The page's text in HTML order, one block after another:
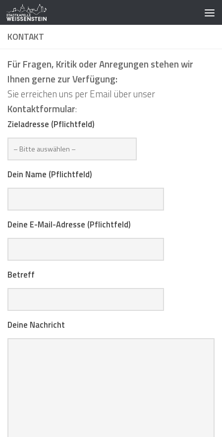
Zum Inhalt springen
KONTAKT
Für Fragen, Kritik oder Anregungen stehen wir
Ihnen gerne zur Verfügung:
Sie erreichen uns per Email über unser
Kontaktformular:
Zieladresse (Pflichtfeld)
Dein Name (Pflichtfeld)
Deine E-Mail-Adresse (Pflichtfeld)
Betreff
Deine Nachricht